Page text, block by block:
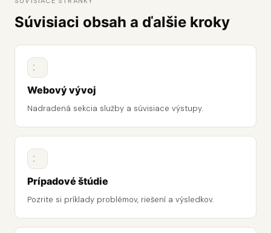
Súvisiaci obsah a ďalšie kroky
Webový vývoj
Nadradená sekcia služby a súvisiace výstupy.
Prípadové štúdie
Pozrite si príklady problémov, riešení a výsledkov.